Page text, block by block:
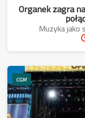
Organek zagra
Muzyka jako
CGM